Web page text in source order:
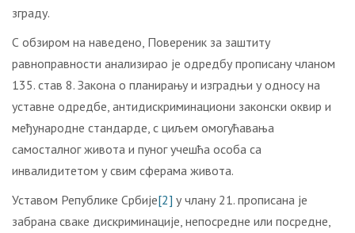
зграду.
С обзиром на наведено, Повереник за заштиту
равноправности анализирао је одредбу прописану чланом
135. став 8. Закона о планирању и изградњи у односу на
уставне одредбе, антидискриминациони законски оквир и
међународне стандарде, с циљем омогућавања
самосталног живота и пуног учешћа особа са
инвалидитетом у свим сферама живота.
Уставом Републике Србије[2] у члану 21. прописана је
забрана сваке дискриминације, непосредне или посредне,